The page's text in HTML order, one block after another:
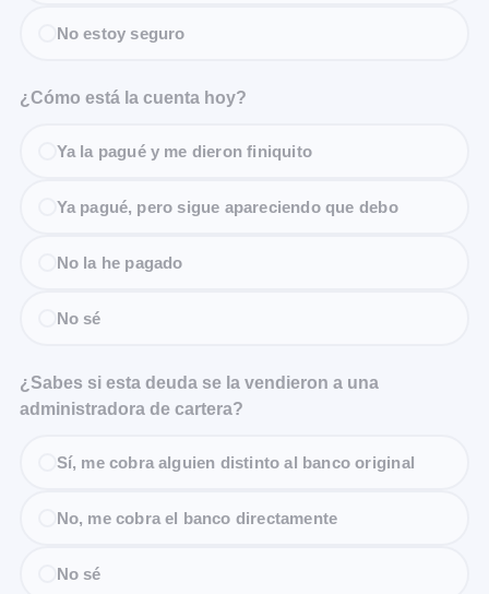
No estoy seguro
¿Cómo está la cuenta hoy?
Ya la pagué y me dieron finiquito
Ya pagué, pero sigue apareciendo que debo
No la he pagado
No sé
¿Sabes si esta deuda se la vendieron a una
administradora de cartera?
Sí, me cobra alguien distinto al banco original
No, me cobra el banco directamente
No sé